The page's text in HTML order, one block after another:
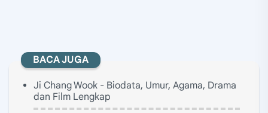
BACA JUGA
Ji Chang Wook - Biodata, Umur, Agama, Drama
dan Film Lengkap